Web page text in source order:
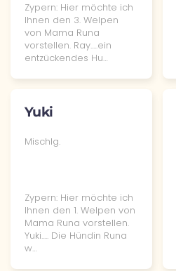
Zypern: Hier möchte ich
Ihnen den 3. Welpen
von Mama Runa
vorstellen. Ray.....ein
entzückendes Hu…
Yuki
Mischlg.
Zypern: Hier möchte ich
Ihnen den 1. Welpen von
Mama Runa vorstellen.
Yuki..... Die Hündin Runa
w…